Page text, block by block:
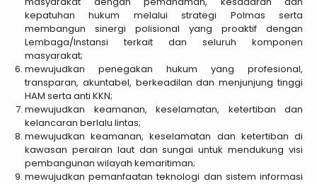
kepatuhan hukum melalui strategi Polmas serta
membangun sinergi polisional yang proaktif dengan
Lembaga/Instansi terkait dan seluruh komponen
masyarakat;
mewujudkan penegakan hukum yang profesional,
transparan, akuntabel, berkeadilan dan menjunjung tinggi
HAM serta anti KKN;
mewujudkan keamanan, keselamatan, ketertiban dan
kelancaran berlalu lintas;
mewujudkan keamanan, keselamatan dan ketertiban di
kawasan perairan laut dan sungai untuk mendukung visi
pembangunan wilayah kemaritiman;
mewujudkan pemanfaatan teknologi dan sistem informasi